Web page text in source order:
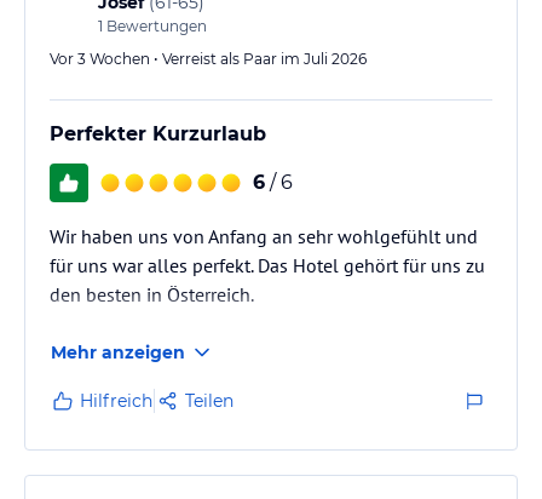
1 Bewertungen
Vor 3 Wochen • Verreist als Paar im Juli 2026
Perfekter Kurzurlaub
6 / 6
Wir haben uns von Anfang an sehr wohlgefühlt und
für uns war alles perfekt. Das Hotel gehört für uns zu
den besten in Österreich.
Mehr anzeigen
Hilfreich Teilen